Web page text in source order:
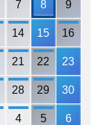
7 8 9
14 15 16
21 22 23
28 29 30
4 5 6